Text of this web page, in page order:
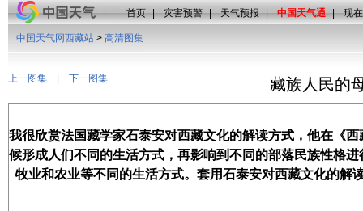
首页 | 灾害预警 | 天气预报 | 中国天气通 | 现
上一图集 下一图集
中国天气网西藏站 > 高清图集
藏族人民的
我很欣赏法国藏学家石泰安对西藏文化的解读方式，他在《
候形成人们不同的生活方式，再影响到不同的部落民族性格
牧业和农业等不同的生活方式。套用石泰安对西藏文化的解